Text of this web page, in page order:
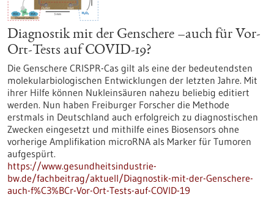
Diagnostik mit der Genschere –auch für Vor-
Ort-Tests auf COVID-19?
Die Genschere CRISPR-Cas gilt als eine der bedeutendsten
molekularbiologischen Entwicklungen der letzten Jahre. Mit
ihrer Hilfe können Nukleinsäuren nahezu beliebig editiert
werden. Nun haben Freiburger Forscher die Methode
erstmals in Deutschland auch erfolgreich zu diagnostischen
Zwecken eingesetzt und mithilfe eines Biosensors ohne
vorherige Amplifikation microRNA als Marker für Tumoren
aufgespürt.
https://www.gesundheitsindustrie-
bw.de/fachbeitrag/aktuell/Diagnostik-mit-der-Genschere-
auch-f%C3%BCr-Vor-Ort-Tests-auf-COVID-19